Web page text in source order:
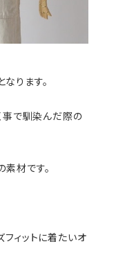
ります。
事で馴染んだ際の
材です。
フィットに着たいオ